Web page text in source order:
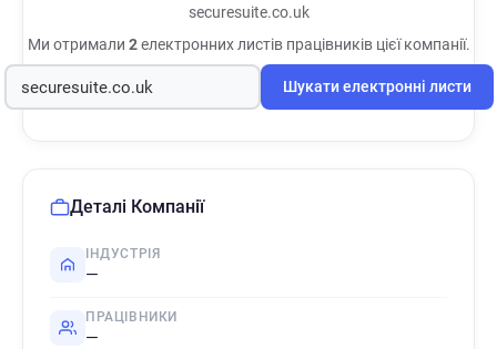
securesuite.co.uk
Ми отримали 2електронних листів працівників цієї компанії.
Шукати електронні листи
Деталі Компанії
ІНДУСТРІЯ
—
ПРАЦІВНИКИ
—